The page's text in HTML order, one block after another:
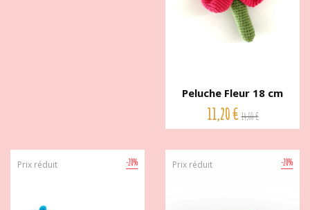
Peluche Fleur 18 cm
Pebble...
11,20 € 14,00 €
-20%
Prix réduit -20%
Prix réduit